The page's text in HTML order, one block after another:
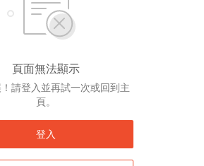
頁面無法顯示
請登入並再試一次或回到主
頁。
登入